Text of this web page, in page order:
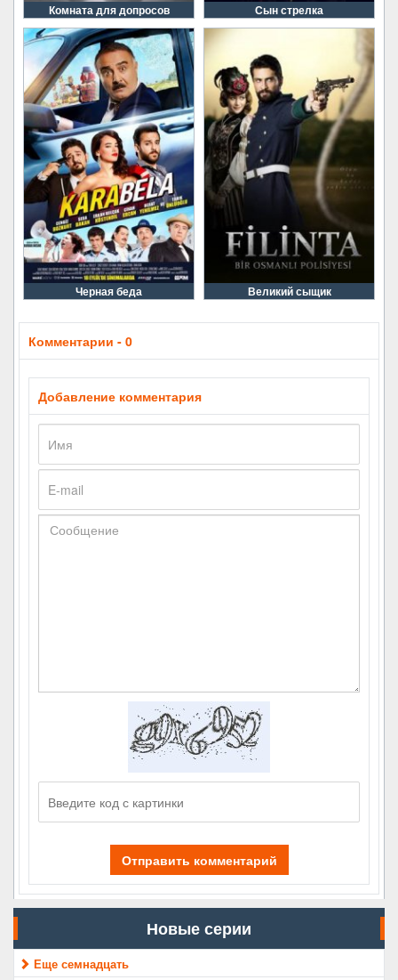
Комната для допросов Сын стрелка
Черная беда Великий сыщик
Комментарии - 0
Добавление комментария
Отправить комментарий
Новые серии
Еще семнадцать